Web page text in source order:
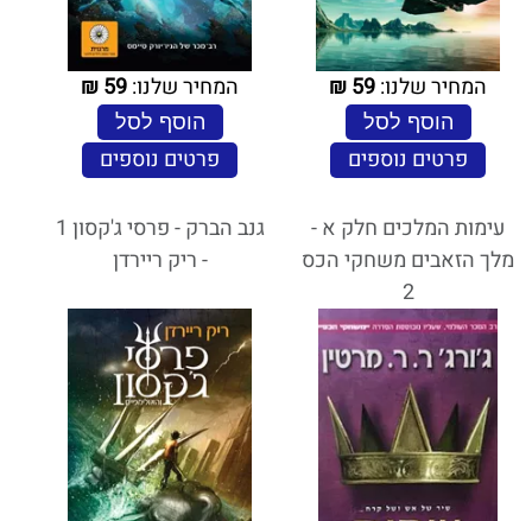
המחיר שלנו:59
₪
הוסף לסל
פרטים נוספים
המחיר שלנו:59
₪
הוסף לסל
פרטים נוספים
עימות המלכים חלק א -
מלך הזאבים משחקי הכס
2
גנב הברק - פרסי ג'קסון 1
- ריק ריירדן